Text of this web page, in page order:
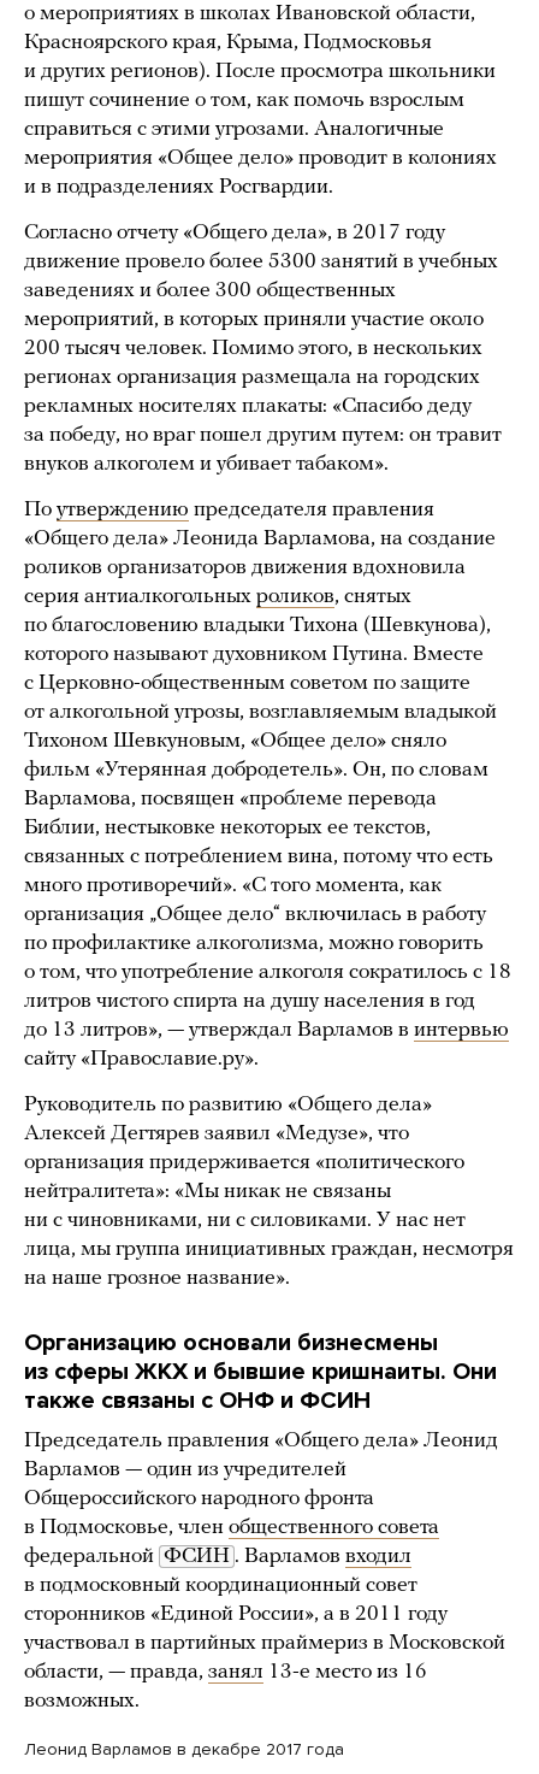
о мероприятиях в школах Ивановской области,
Красноярского края, Крыма, Подмосковья
и других регионов). После просмотра школьники
пишут сочинение о том, как помочь взрослым
справиться с этими угрозами. Аналогичные
мероприятия «Общее дело» проводит в колониях
и в подразделениях Росгвардии.
Согласно отчету «Общего дела», в 2017 году
движение провело более 5300 занятий в учебных
заведениях и более 300 общественных
мероприятий, в которых приняли участие около
200 тысяч человек. Помимо этого, в нескольких
регионах организация размещала на городских
рекламных носителях плакаты: «Спасибо деду
за победу, но враг пошел другим путем: он травит
внуков алкоголем и убивает табаком».
По утверждению председателя правления
«Общего дела» Леонида Варламова, на создание
роликов организаторов движения вдохновила
серия антиалкогольных роликов, снятых
по благословению владыки Тихона (Шевкунова),
которого называют духовником Путина. Вместе
с Церковно-общественным советом по защите
от алкогольной угрозы, возглавляемым владыкой
Тихоном Шевкуновым, «Общее дело» сняло
фильм «Утерянная добродетель». Он, по словам
Варламова, посвящен «проблеме перевода
Библии, нестыковке некоторых ее текстов,
связанных с потреблением вина, потому что есть
много противоречий». «С того момента, как
организация „Общее дело“ включилась в работу
по профилактике алкоголизма, можно говорить
о том, что употребление алкоголя сократилось с 18
литров чистого спирта на душу населения в год
до 13 литров», — утверждал Варламов в интервью
сайту «Православие.ру».
Руководитель по развитию «Общего дела»
Алексей Дегтярев заявил «Медузе», что
организация придерживается «политического
нейтралитета»: «Мы никак не связаны
ни с чиновниками, ни с силовиками. У нас нет
лица, мы группа инициативных граждан, несмотря
на наше грозное название».
Организацию основали бизнесмены
из сферы ЖКХ и бывшие кришнаиты. Они
также связаны с ОНФ и ФСИН
Председатель правления «Общего дела» Леонид
Варламов — один из учредителей
Общероссийского народного фронта
в Подмосковье, член общественного совета
федеральной ФСИН . Варламов входил
в подмосковный координационный совет
сторонников «Единой России», а в 2011 году
участвовал в партийных праймериз в Московской
области, — правда, занял 13-е место из 16
возможных.
Леонид Варламов в декабре 2017 года